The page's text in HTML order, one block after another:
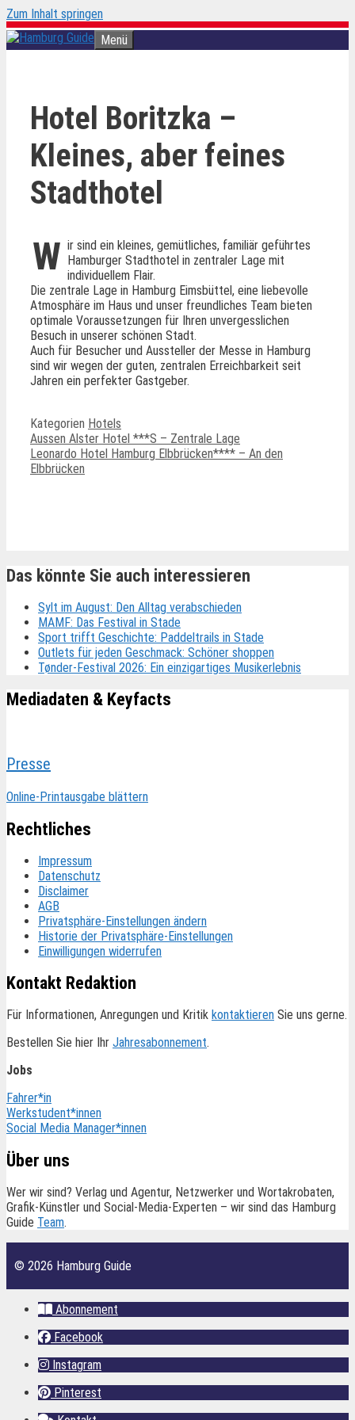
Zum Inhalt springen
Menü
Hotel Boritzka –
Kleines, aber feines
Stadthotel
W ir sind ein kleines, gemütliches, familiär geführtes
Hamburger Stadthotel in zentraler Lage mit
individuellem Flair.
Die zentrale Lage in Hamburg Eimsbüttel, eine liebevolle
Atmosphäre im Haus und unser freundliches Team bieten
optimale Voraussetzungen für Ihren unvergesslichen
Besuch in unserer schönen Stadt.
Auch für Besucher und Aussteller der Messe in Hamburg
sind wir wegen der guten, zentralen Erreichbarkeit seit
Jahren ein perfekter Gastgeber.
Kategorien Hotels
Aussen Alster Hotel ***S – Zentrale Lage
Leonardo Hotel Hamburg Elbbrücken**** – An den
Elbbrücken
Das könnte Sie auch interessieren
Sylt im August: Den Alltag verabschieden
MAMF: Das Festival in Stade
Sport trifft Geschichte: Paddeltrails in Stade
Outlets für jeden Geschmack: Schöner shoppen
Tønder-Festival 2026: Ein einzigartiges Musikerlebnis
Mediadaten & Keyfacts
Presse
Online-Printausgabe blättern
Rechtliches
Impressum
Datenschutz
Disclaimer
AGB
Privatsphäre-Einstellungen ändern
Historie der Privatsphäre-Einstellungen
Einwilligungen widerrufen
Kontakt Redaktion
Für Informationen, Anregungen und Kritik kontaktieren Sie uns gerne.
Bestellen Sie hier Ihr Jahresabonnement.
Jobs
Fahrer*in
Werkstudent*innen
Social Media Manager*innen
Über uns
Wer wir sind? Verlag und Agentur, Netzwerker und Wortakrobaten,
Grafik-Künstler und Social-Media-Experten – wir sind das Hamburg
Guide Team.
© 2026 Hamburg Guide
Abonnement
Facebook
Instagram
Pinterest